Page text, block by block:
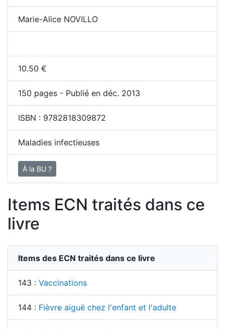
Marie-Alice NOVILLO
10.50 €
150 pages - Publié en déc. 2013
ISBN : 9782818309872
Maladies infectieuses
À la BU ?
Items ECN traités dans ce
livre
Items des ECN traités dans ce livre
143 : Vaccinations
144 : Fièvre aiguë chez l'enfant et l'adulte